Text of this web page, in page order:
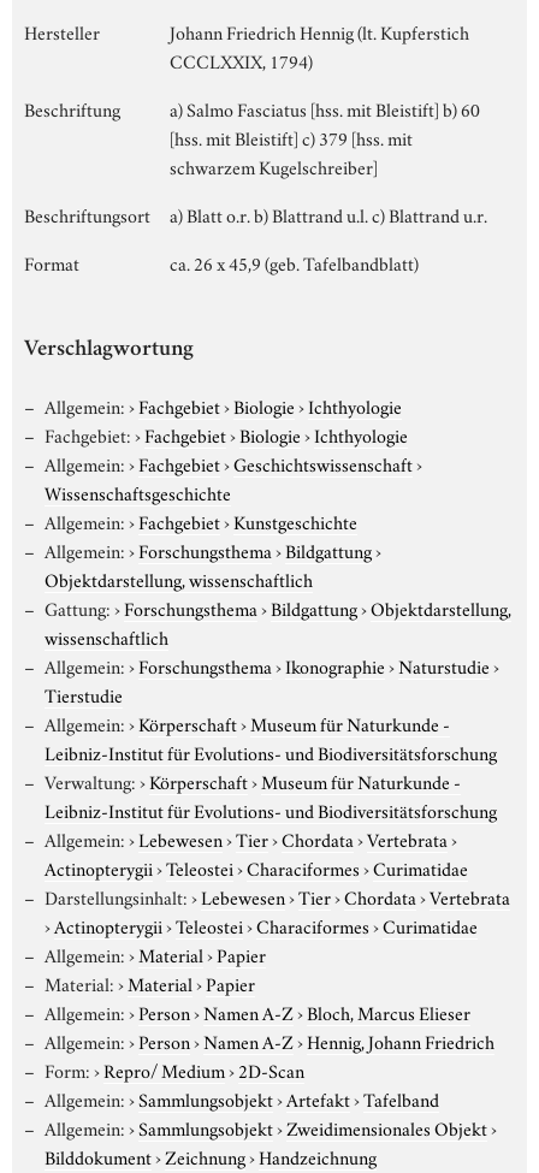
Hersteller
Johann Friedrich Hennig (lt. Kupferstich
CCCLXXIX, 1794)
Beschriftung
a) Salmo Fasciatus [hss. mit Bleistift] b) 60
[hss. mit Bleistift] c) 379 [hss. mit
schwarzem Kugelschreiber]
Beschriftungsort
a) Blatt o.r. b) Blattrand u.l. c) Blattrand u.r.
Format
ca. 26 x 45,9 (geb. Tafelbandblatt)
Verschlagwortung
Allgemein:›Fachgebiet›Biologie›Ichthyologie
Fachgebiet:›Fachgebiet›Biologie›Ichthyologie
Allgemein:›Fachgebiet›Geschichtswissenschaft›
Wissenschaftsgeschichte
Allgemein:›Fachgebiet›Kunstgeschichte
Allgemein:›Forschungsthema›Bildgattung›
Objektdarstellung, wissenschaftlich
Gattung:›Forschungsthema›Bildgattung›Objektdarstellung,
wissenschaftlich
Allgemein:›Forschungsthema›Ikonographie›Naturstudie›
Tierstudie
Allgemein:›Körperschaft›Museum für Naturkunde -
Leibniz-Institut für Evolutions- und Biodiversitätsforschung
Verwaltung:›Körperschaft›Museum für Naturkunde -
Leibniz-Institut für Evolutions- und Biodiversitätsforschung
Allgemein:›Lebewesen›Tier›Chordata›Vertebrata›
Actinopterygii›Teleostei›Characiformes›Curimatidae
Darstellungsinhalt:›Lebewesen›Tier›Chordata›Vertebrata
›Actinopterygii›Teleostei›Characiformes›Curimatidae
Allgemein:›Material›Papier
Material:›Material›Papier
Allgemein:›Person›Namen A-Z›Bloch, Marcus Elieser
Allgemein:›Person›Namen A-Z›Hennig, Johann Friedrich
Form:›Repro/ Medium›2D-Scan
Allgemein:›Sammlungsobjekt›Artefakt›Tafelband
Allgemein:›Sammlungsobjekt›Zweidimensionales Objekt›
Bilddokument›Zeichnung›Handzeichnung